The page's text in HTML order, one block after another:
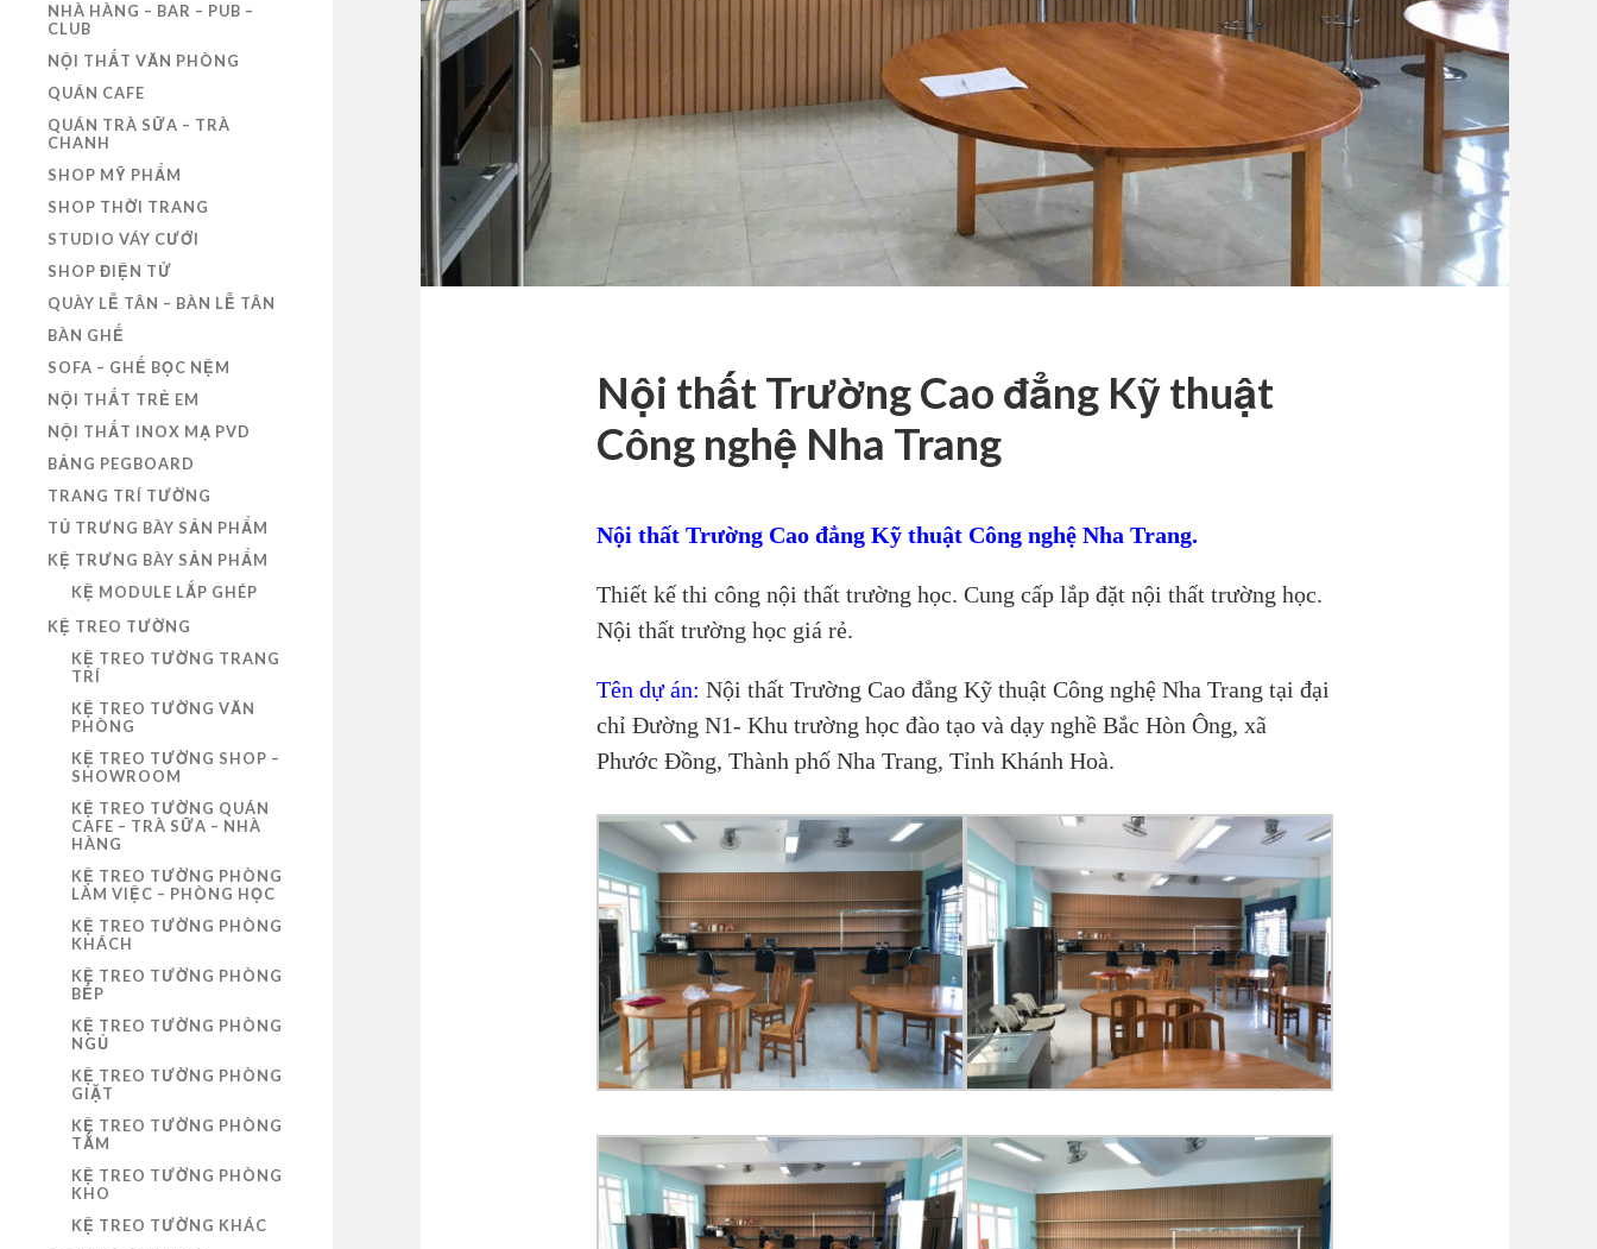
NHÀ HÀNG – BAR – PUB –
CLUB
NỘI THẤT VĂN PHÒNG
QUÁN CAFE
QUÁN TRÀ SỮA – TRÀ
CHANH
SHOP MỸ PHẨM
SHOP THỜI TRANG
STUDIO VÁY CƯỚI
SHOP ĐIỆN TỬ
QUÀY LỄ TÂN – BÀN LỄ TÂN
BÀN GHẾ
SOFA – GHẾ BỌC NỆM
NỘI THẤT TRẺ EM
NỘI THẤT INOX MẠ PVD
BẢNG PEGBOARD
TRANG TRÍ TƯỜNG
TỦ TRƯNG BÀY SẢN PHẨM
KỆ TRƯNG BÀY SẢN PHẨM
KỆ MODULE LẮP GHÉP
KỆ TREO TƯỜNG
KỆ TREO TƯỜNG TRANG
TRÍ
KỆ TREO TƯỜNG VĂN
PHÒNG
KỆ TREO TƯỜNG SHOP –
SHOWROOM
KỆ TREO TƯỜNG QUÁN
CAFE – TRÀ SỮA – NHÀ
HÀNG
KỆ TREO TƯỜNG PHÒNG
LÀM VIỆC – PHÒNG HỌC
KỆ TREO TƯỜNG PHÒNG
KHÁCH
KỆ TREO TƯỜNG PHÒNG
BẾP
KỆ TREO TƯỜNG PHÒNG
NGỦ
KỆ TREO TƯỜNG PHÒNG
GIẶT
KỆ TREO TƯỜNG PHÒNG
TẮM
KỆ TREO TƯỜNG PHÒNG
KHO
KỆ TREO TƯỜNG KHÁC
Nội thất Trường Cao đẳng Kỹ thuật
Công nghệ Nha Trang
Nội thất Trường Cao đẳng Kỹ thuật Công nghệ Nha Trang.
Thiết kế thi công nội thất trường học. Cung cấp lắp đặt nội thất trường học.
Nội thất trường học giá rẻ.
Tên dự án: Nội thất Trường Cao đẳng Kỹ thuật Công nghệ Nha Trang tại đại
chỉ Đường N1- Khu trường học đào tạo và dạy nghề Bắc Hòn Ông, xã
Phước Đồng, Thành phố Nha Trang, Tỉnh Khánh Hoà.